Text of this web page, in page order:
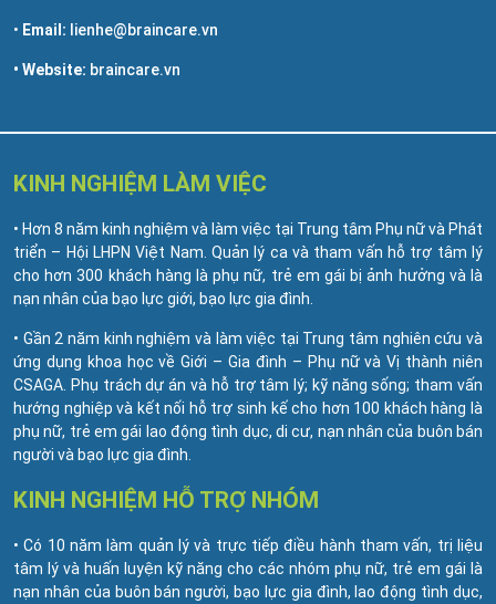
• Email: lienhe@braincare.vn
• Website: braincare.vn
KINH NGHIỆM LÀM VIỆC
• Hơn 8 năm kinh nghiệm và làm việc tại Trung tâm Phụ nữ và Phát
triển – Hội LHPN Việt Nam. Quản lý ca và tham vấn hỗ trợ tâm lý
cho hơn 300 khách hàng là phụ nữ, trẻ em gái bị ảnh hưởng và là
nạn nhân của bạo lực giới, bạo lực gia đình.
• Gần 2 năm kinh nghiệm và làm việc tại Trung tâm nghiên cứu và
ứng dụng khoa học về Giới – Gia đình – Phụ nữ và Vị thành niên
CSAGA. Phụ trách dự án và hỗ trợ tâm lý; kỹ năng sống; tham vấn
hướng nghiệp và kết nối hỗ trợ sinh kế cho hơn 100 khách hàng là
phụ nữ, trẻ em gái lao động tình dục, di cư, nạn nhân của buôn bán
người và bạo lực gia đình.
KINH NGHIỆM HỖ TRỢ NHÓM
• Có 10 năm làm quản lý và trực tiếp điều hành tham vấn, trị liệu
tâm lý và huấn luyện kỹ năng cho các nhóm phụ nữ, trẻ em gái là
nạn nhân của buôn bán người, bạo lực gia đình, lao động tình dục,